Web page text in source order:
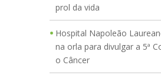
prol da vida
Hospital Napoleão
na orla para divulgar a 5ª
o Câncer